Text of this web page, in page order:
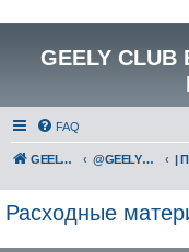
GEELY
FAQ
GEELY Club Belarus @GEELYCLUBBY
Расходные